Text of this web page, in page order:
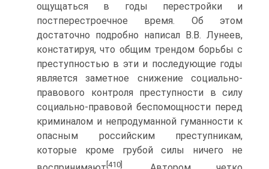
ощущаться в годы перестройки и
постперестроечное время. Об этом
достаточно подробно написал В.В. Лунеев,
констатируя, что общим трендом борьбы с
преступностью в эти и последующие годы
является заметное снижение социально-
правового контроля преступности в силу
социально-правовой беспомощности перед
криминалом и непродуманной гуманности к
опасным российским преступникам,
которые кроме грубой силы ничего не
[410]